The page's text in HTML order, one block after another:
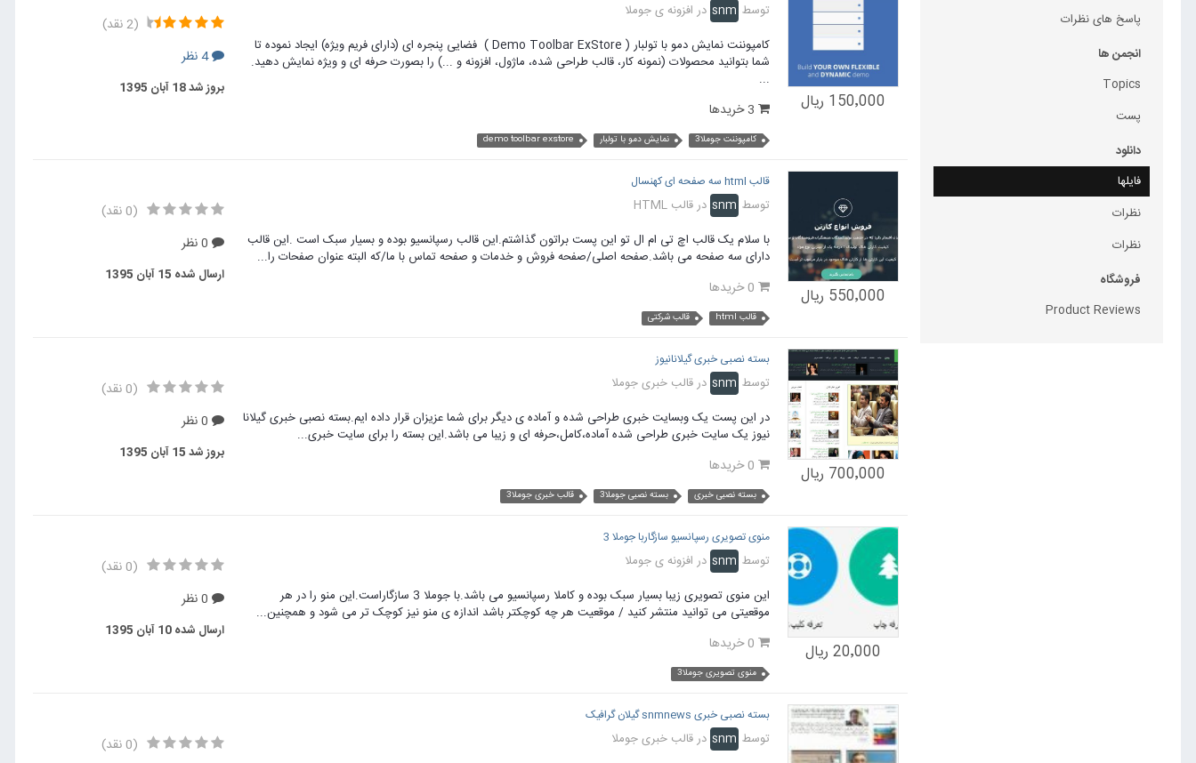
پاسخ های نظرات
انجمن ها
Topics
پست
دانلود
فایلها
نظرات
نظرات
فروشگاه
Product Reviews
150٬000 ریال
توسط snm در افزونه ی جوملا
کامپوننت نمایش دمو با تولبار ( Demo Toolbar ExStore ) فضایی پنجره ای (دارای فریم ویژه) ایجاد نموده تا
شما بتوانید محصولات (نمونه کار، قالب طراحی شده، ماژول، افزونه و ...) را بصورت حرفه ای و ویژه نمایش دهید.
...
کامپوننت جوملا3 نمایش دمو با تولبار demo toolbar exstore
(2 نقد)
4 نظر
بروز شد18 آبان 1395
550٬000 ریال
قالب html سه صفحه ای کهنسال
توسط snm درقالب HTML
با سلام یک قالب اچ تی ام ال تو این پست براتون گذاشتم.این قالب رسپانسیو بوده و بسیار سبک است .این قالب
دارای سه صفحه می باشد.صفحه اصلی/صفحه فروش و خدمات و صفحه تماس با ما/که البته عنوان صفحات را...
قالب html قالب شرکتی
(0 نقد)
ارسال شده 15 آبان 1395
700٬000 ریال
بسته نصبی خبری گیلانانیوز
توسط snm درقالب خبری جوملا
در این پست یک وبسایت خبری طراحی شده و آماده ی دیگر برای شما عزیزان قرار داده ایم.بسته نصبی خبری گیلانا
نیوز یک سایت خبری طراحی شده آماده،کامل،حرفه ای و زیبا می باشد.این بسته را برای سایت خبری...
بسته نصبی خبری بسته نصبی جوملا3 قالب خبری جوملا3
(0 نقد)
بروز شد15 آبان 1395
20٬000 ریال
منوی تصویری رسپانسیو سازگاربا جوملا 3
توسط snm در افزونه ی جوملا
این منوی تصویری زیبا بسیار سبک بوده و کاملا رسپانسیو می باشد.با جوملا 3 سازگاراست.این منو را در هر
موقعیتی می توانید منتشر کنید / موقعیت هر چه کوچکتر باشد اندازه ی منو نیز کوچک تر می شود و همچنین...
منوی تصویری جوملا3
(0 نقد)
ارسال شده10 آبان 1395
بسته نصبی خبری snmnews گیلان گرافیک
توسط snm درقالب خبری جوملا
(0 نقد)